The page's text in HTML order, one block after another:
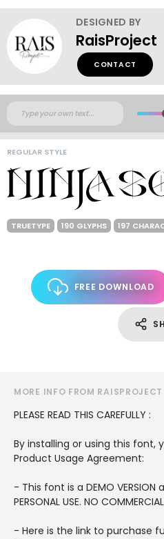
DESIGNED BY
RaisProject
CONTACT
REGULAR STYLE
TRUETYPE 190 GLYPHS 197
FREE DOWNLOAD
MORE INFO FROM RAISPROJECT
PLEASE READ THIS CAREFULLY :
By installing or using this font,
Product Usage Agreement:
- This font is a DEMO VERSION
PERSONAL USE. NO
- Here is the link to purchase